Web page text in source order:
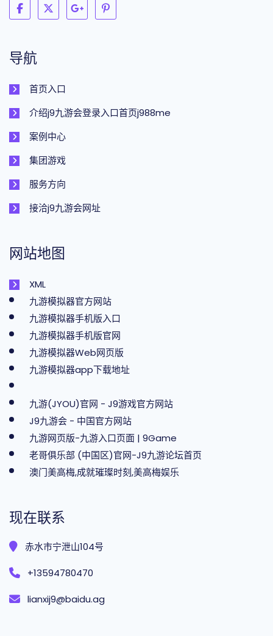
导航
首页入口
介绍j9九游会登录入口首页j988me
案例中心
集团游戏
服务方向
接洽j9九游会网址
网站地图
XML
九游模拟器官方网站
九游模拟器手机版入口
九游模拟器手机版官网
九游模拟器Web网页版
九游模拟器app下载地址
九游(JYOU)官网 - J9游戏官方网站
J9九游会 - 中国官方网站
九游网页版-九游入口页面 | 9Game
老哥俱乐部 (中国区)官网-J9九游论坛首页
澳门美高梅,成就璀璨时刻,美高梅娱乐
现在联系
赤水市宁泄山104号
+13594780470
lianxij9@baidu.ag